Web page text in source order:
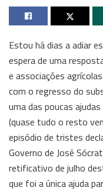
Estou há dias a adiar
espera de uma
e associações
com o regresso do
uma das poucas
(quase tudo o resto
episódio de tristes
Governo de José
retificativo de julho
que foi a única ajuda